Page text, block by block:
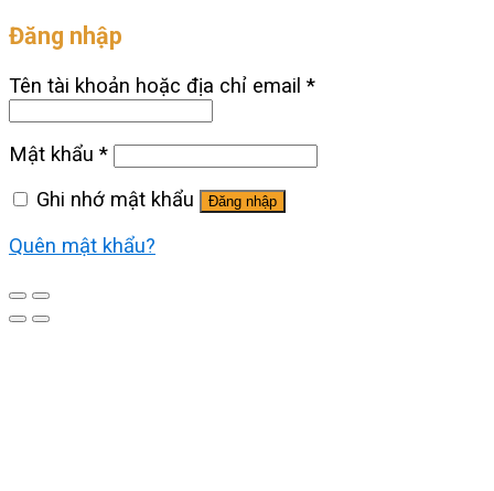
Đăng nhập
Tên tài khoản hoặc địa chỉ email *
Mật khẩu *
Ghi nhớ mật khẩu
Đăng nhập
Quên mật khẩu?